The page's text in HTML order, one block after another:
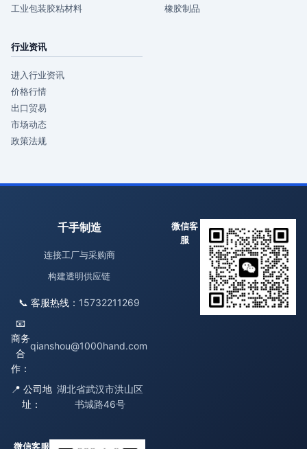
工业包装胶粘材料
橡胶制品
行业资讯
进入行业资讯
价格行情
出口贸易
市场动态
政策法规
千手制造
连接工厂与采购商
构建透明供应链
📞 客服热线： 15732211269
📧
商务
合
作：
qianshou@1000hand.com
📍 公司地
址：
湖北省武汉市洪山区
书城路46号
微信客
服
微信客服